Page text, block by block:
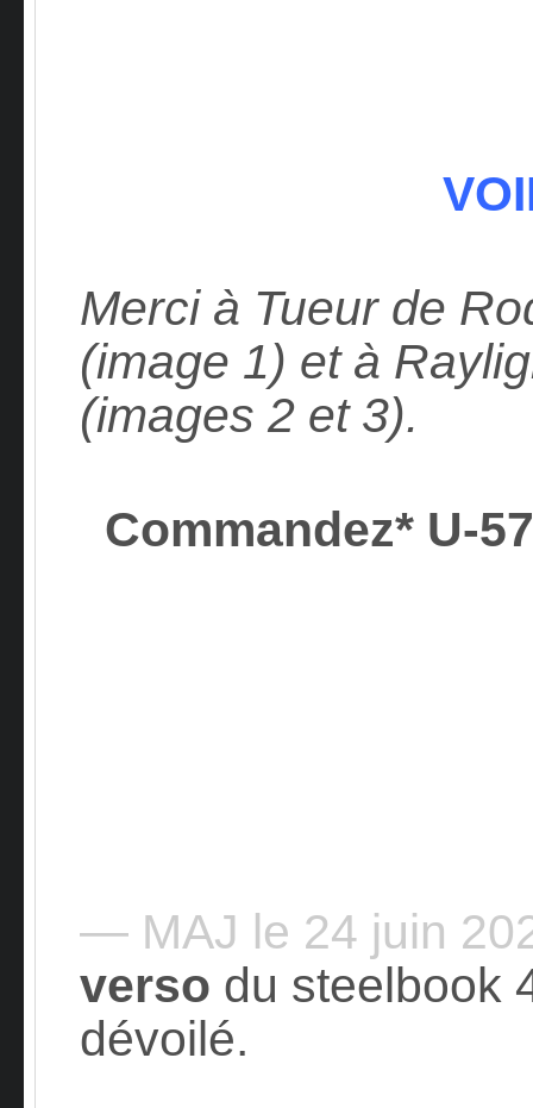
Merci à Tueur de
(image 1) et à
(images 2 et 3).
Commandez* U-
— MAJ le 24 juin
verso du steelbook
dévoilé.